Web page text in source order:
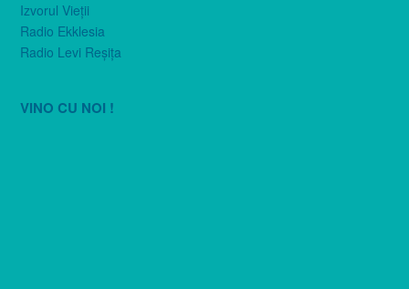
Izvorul Vieţii
Radio Ekklesia
Radio Levi Reşiţa
VINO CU NOI !